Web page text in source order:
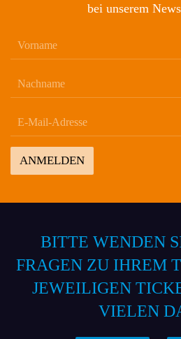
bei unserem
ANMELDEN
BITTE WENDEN
FRAGEN ZU IHREM
JEWEILIGEN
VIELEN